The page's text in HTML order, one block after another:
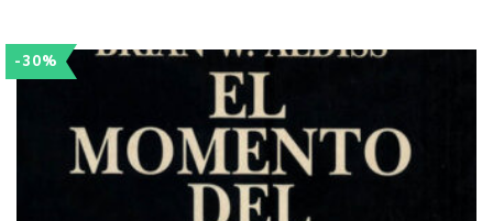
-30%